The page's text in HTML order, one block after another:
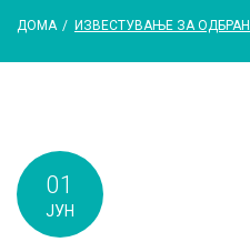
ДОМА / ИЗВЕСТУВАЊЕ ЗА
01
ЈУН